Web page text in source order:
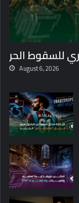
للسقوط الحر
August 6, 2026